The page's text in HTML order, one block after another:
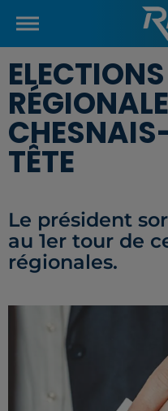
ELECTIONS
TÊTE
Le président
au 1er tour de
régionales.